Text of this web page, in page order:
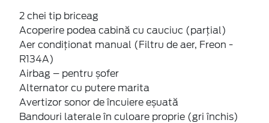
2 chei tip briceag
Acoperire podea cabină cu cauciuc (parțial)
Aer condiţionat manual (Filtru de aer, Freon -
R134A)
Airbag – pentru șofer
Alternator cu putere marita
Avertizor sonor de încuiere eșuată
Bandouri laterale în culoare proprie (gri închis)